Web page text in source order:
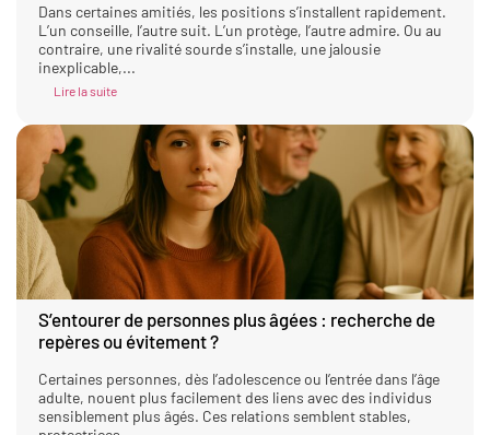
Dans certaines amitiés, les positions s’installent rapidement.
L’un conseille, l’autre suit. L’un protège, l’autre admire. Ou au
contraire, une rivalité sourde s’installe, une jalousie
inexplicable,...
Lire la suite
S’entourer de personnes plus âgées : recherche de
repères ou évitement ?
Certaines personnes, dès l’adolescence ou l’entrée dans l’âge
adulte, nouent plus facilement des liens avec des individus
sensiblement plus âgés. Ces relations semblent stables,